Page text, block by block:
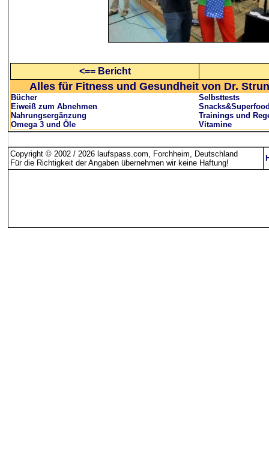
<== Bericht
Alles für Fitness und Gesundheit von Dr.
Bücher
Eiweiß zum Abnehmen
Nahrungsergänzung
Omega 3 und Öle
Selbsttests
Trainings und
Vitamine
Copyright © 2002 / 2026 laufspass.com, Forchheim, Deutschland
Für die Richtigkeit der Angaben übernehmen wir keine Haftung!